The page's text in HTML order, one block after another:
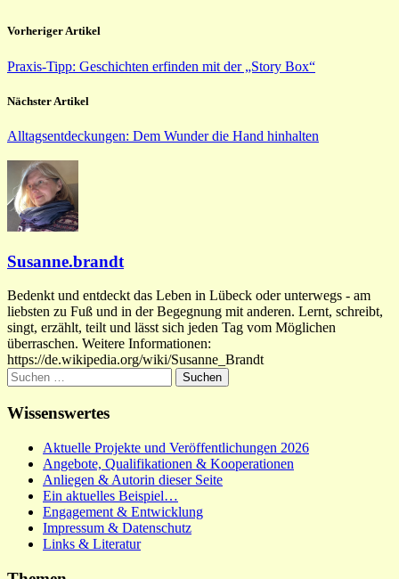
Vorheriger Artikel
Praxis-Tipp: Geschichten erfinden mit der „Story Box“
Nächster Artikel
Alltagsentdeckungen: Dem Wunder die Hand hinhalten
Susanne.brandt
Bedenkt und entdeckt das Leben in Lübeck oder unterwegs - am
liebsten zu Fuß und in der Begegnung mit anderen. Lernt, schreibt,
singt, erzählt, teilt und lässt sich jeden Tag vom Möglichen
überraschen. Weitere Informationen:
https://de.wikipedia.org/wiki/Susanne_Brandt
Suchen
nach:
Wissenswertes
Aktuelle Projekte und Veröffentlichungen 2026
Angebote, Qualifikationen & Kooperationen
Anliegen & Autorin dieser Seite
Ein aktuelles Beispiel…
Engagement & Entwicklung
Impressum & Datenschutz
Links & Literatur